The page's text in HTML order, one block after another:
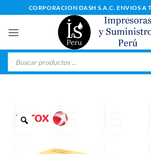
al
contenido
CORPORACION DASH S.A.C. ENVIOS A
Búsqueda
Zoom